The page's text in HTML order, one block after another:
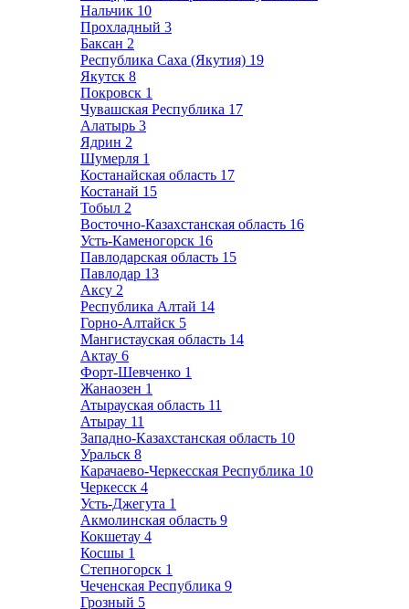
Нальчик 10
Прохладный 3
Баксан 2
Республика Саха (Якутия) 19
Якутск 8
Покровск 1
Чувашская Республика 17
Алатырь 3
Ядрин 2
Шумерля 1
Костанайская область 17
Костанай 15
Тобыл 2
Восточно-Казахстанская область 16
Усть-Каменогорск 16
Павлодарская область 15
Павлодар 13
Аксу 2
Республика Алтай 14
Горно-Алтайск 5
Мангистауская область 14
Актау 6
Форт-Шевченко 1
Жанаозен 1
Атырауская область 11
Атырау 11
Западно-Казахстанская область 10
Уральск 8
Карачаево-Черкесская Республика 10
Черкесск 4
Усть-Джегута 1
Акмолинская область 9
Кокшетау 4
Косшы 1
Степногорск 1
Чеченская Республика 9
Грозный 5